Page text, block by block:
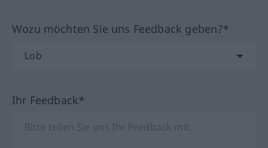
Wozu möchten Sie uns Feedback geben?*
Ihr Feedback*